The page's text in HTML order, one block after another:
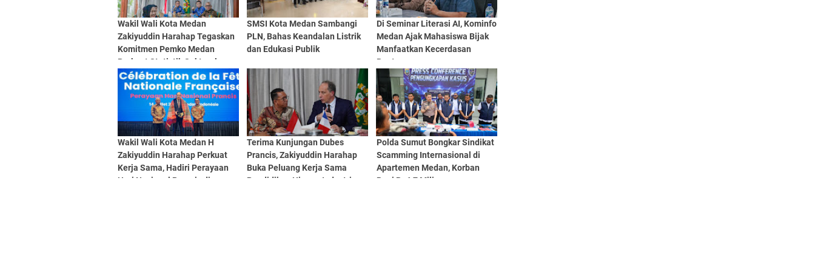
Wakil Wali Kota Medan
Zakiyuddin Harahap Tegaskan
Komitmen Pemko Medan
Perkuat Statistik Sektoral
Lewat EPSS
SMSI Kota Medan Sambangi
PLN, Bahas Keandalan Listrik
dan Edukasi Publik
Di Seminar Literasi AI, Kominfo
Medan Ajak Mahasiswa Bijak
Manfaatkan Kecerdasan
Buatan
Wakil Wali Kota Medan H
Zakiyuddin Harahap Perkuat
Kerja Sama, Hadiri Perayaan
Hari Nasional Prancis di
Terima Kunjungan Dubes
Prancis, Zakiyuddin Harahap
Buka Peluang Kerja Sama
Pendidikan Hingga Industri
Polda Sumut Bongkar Sindikat
Scamming Internasional di
Apartemen Medan, Korban
Rugi Rp6,7 Miliar